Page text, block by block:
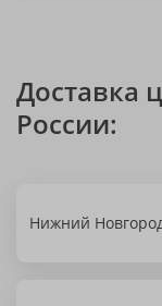
Доставка
России:
Нижний